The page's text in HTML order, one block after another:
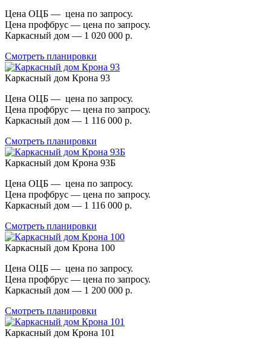
Цена ОЦБ — цена по запросу.
Цена профбрус — цена по запросу.
Каркасный дом — 1 020 000 р.
Смотреть планировки
Каркасный дом Крона 93
Цена ОЦБ — цена по запросу.
Цена профбрус — цена по запросу.
Каркасный дом — 1 116 000 р.
Смотреть планировки
Каркасный дом Крона 93Б
Цена ОЦБ — цена по запросу.
Цена профбрус — цена по запросу.
Каркасный дом — 1 116 000 р.
Смотреть планировки
Каркасный дом Крона 100
Цена ОЦБ — цена по запросу.
Цена профбрус — цена по запросу.
Каркасный дом — 1 200 000 р.
Смотреть планировки
Каркасный дом Крона 101